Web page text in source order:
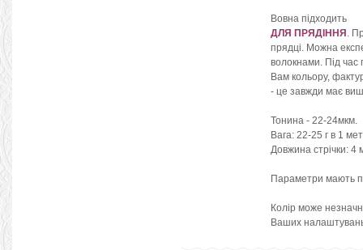
Вовна підходить
ДЛЯ ПРЯДІННЯ .
прядці. Можна
волокнами. Під час
Вам кольору,
- це завжди має
Тонина - 22-24мкм.
Вага: 22-25 г в 1
Довжина стрічки: 4
Параметри мають
Колір може
Ваших